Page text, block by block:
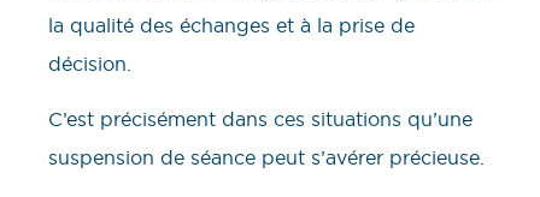
la qualité des échanges et à la prise de
décision.
C’est précisément dans ces situations qu’une
suspension de séance peut s’avérer précieuse.